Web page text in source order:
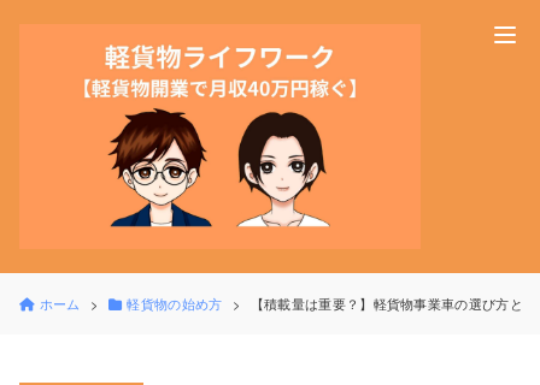
ホーム 軽貨物の始め方 【積載量は重要？】軽貨物事業車の選び方と